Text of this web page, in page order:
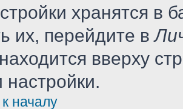
хранятся в
их, перейдите в
вверху
настройки.
началу